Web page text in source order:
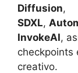
Diffusion,
SDXL,
InvokeAI,
checkpoints
creativo.